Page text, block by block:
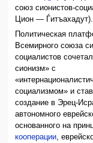
союз сионистов-
Цион — Ѓитъахадут).
Политическая
Всемирного союза
социалистов
сионизм» с
социализмом» и
создание в Эрец-
автономного
основанного на
кооперации,